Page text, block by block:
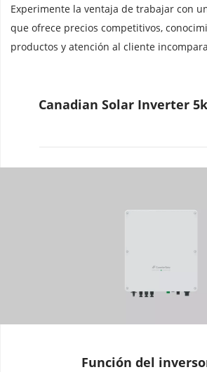
Experimente la ventaja de trabajar con
que ofrece precios competitivos,
productos y atención al cliente
Canadian Solar Inverter
Función del